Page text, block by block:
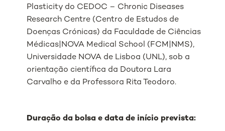
Plasticity do CEDOC – Chronic Diseases
Research Centre (Centro de Estudos de
Doenças Crónicas) da Faculdade de Ciências
Médicas|NOVA Medical School (FCM|NMS),
Universidade NOVA de Lisboa (UNL), sob a
orientação científica da Doutora Lara
Carvalho e da Professora Rita Teodoro.
Duração da bolsa e data de início prevista: